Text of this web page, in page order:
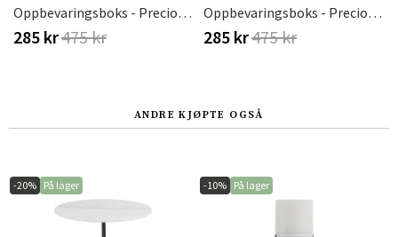
Oppbevaringsboks - Precious Things, Grå
285 kr475 kr
Oppbevaringsboks - Precious Things, Grå
285 kr475 kr
ANDRE KJØPTE OGSÅ
-20% På lager -10% På lager